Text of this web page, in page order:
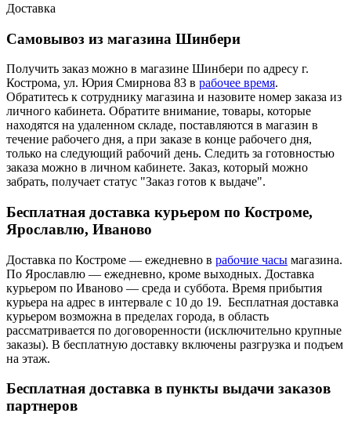
Доставка
Самовывоз из магазина Шинбери
Получить заказ можно в магазине Шинбери по адресу г.
Кострома, ул. Юрия Смирнова 83 в рабочее время.
Обратитесь к сотруднику магазина и назовите номер заказа из
личного кабинета. Обратите внимание, товары, которые
находятся на удаленном складе, поставляются в магазин в
течение рабочего дня, а при заказе в конце рабочего дня,
только на следующий рабочий день. Следить за готовностью
заказа можно в личном кабинете. Заказ, который можно
забрать, получает статус "Заказ готов к выдаче".
Бесплатная доставка курьером по Костроме,
Ярославлю, Иваново
Доставка по Костроме — ежедневно в рабочие часы магазина.
По Ярославлю — ежедневно, кроме выходных. Доставка
курьером по Иваново — среда и суббота. Время прибытия
курьера на адрес в интервале с 10 до 19. Бесплатная доставка
курьером возможна в пределах города, в область
рассматривается по договоренности (исключительно крупные
заказы). В бесплатную доставку включены разгрузка и подъем
на этаж.
Бесплатная доставка в пункты выдачи заказов
партнеров